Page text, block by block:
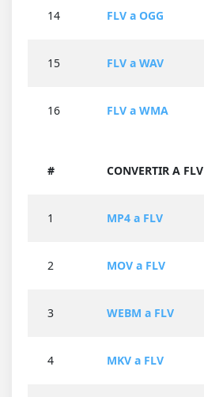
14 FLV a OGG
15 FLV a WAV
16 FLV a WMA
# CONVERTIR A FLV
1 MP4 a FLV
2 MOV a FLV
3 WEBM a FLV
4 MKV a FLV